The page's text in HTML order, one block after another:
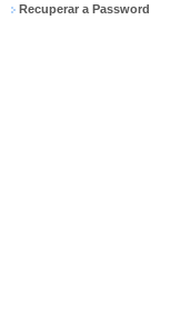
Recuperar a Password